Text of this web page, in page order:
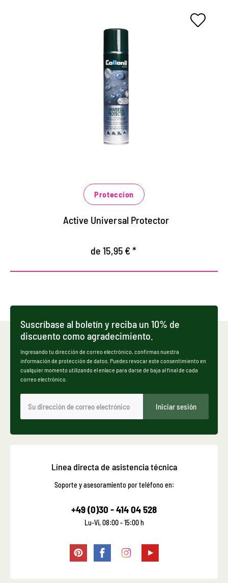
Protección universal activa
Para la seguridad al aire libre, de ocio y
Perfecto para todos los textiles de función,
cáscara blanda y materiales de vellón.
Impermeabilización poderosa con fuerte efecto
Proteccion
Active Universal Protector
de 15,95 € *
Suscríbase al boletín y reciba un 10% de
discuento como agradecimiento.
Ingresando tu dirección de correo electrónico, confirmas nuestra
información de protección de datos. Puedes revocar este consentimiento en
cualquier momento utilizando el enlace para darse de baja al final de cada
correo electrónico.
Iniciar sesión
Línea directa de asistencia técnica
Soporte y asesoramiento por teléfono en:
+49 (0)30 - 414 04 528
Lu-Vi, 08:00 - 15:00 h